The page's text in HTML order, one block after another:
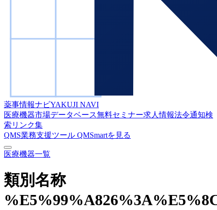
薬事情報ナビYAKUJI NAVI
医療機器市場データベース無料セミナー求人情報法令通知検
索 リンク集
QMS業務支援ツール QMSmartを見る
医療機器一覧
類別名称